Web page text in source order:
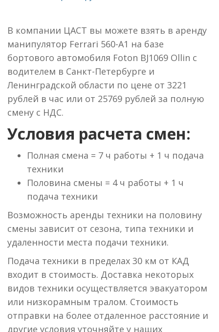
В компании ЦАСТ вы можете взять в аренду
манипулятор Ferrari 560-А1 на базе
бортового автомобиля Foton BJ1069 Ollin с
водителем в Санкт-Петербурге и
Ленинградской области по цене от 3221
рублей в час или от 25769 рублей за полную
смену с НДС.
Условия расчета смен:
Полная смена = 7 ч работы + 1 ч подача
техники
Половина смены = 4 ч работы + 1 ч
подача техники
Возможность аренды техники на половину
смены зависит от сезона, типа техники и
удаленности места подачи техники.
Подача техники в пределах 30 км от КАД
входит в стоимость. Доставка некоторых
видов техники осуществляется эвакуатором
или низкорамным тралом. Стоимость
отправки на более отдаленное расстояние и
другие условия уточняйте у наших